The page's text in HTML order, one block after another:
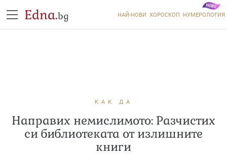
Edna.bg НАЙ-НОВИ ХОРОСКОП НУМЕРОЛОГИЯ
КАК ДА
Направих немислимото: Разчистих
си библиотеката от излишните
книги